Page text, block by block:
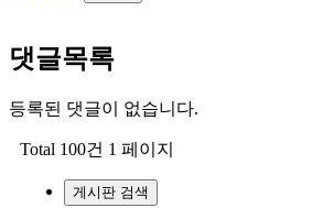
댓글목록
등록된 댓글이 없습니다.
Total 100건 1 페이지
게시판 검색